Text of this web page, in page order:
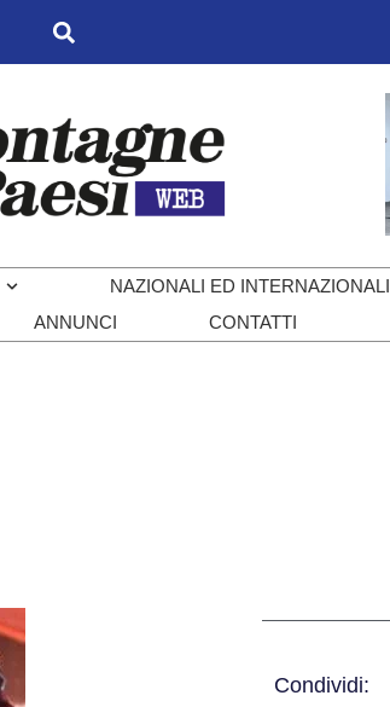
NAZIONALI ED INTERNAZIONALI
ANNUNCI CONTATTI
Condividi: